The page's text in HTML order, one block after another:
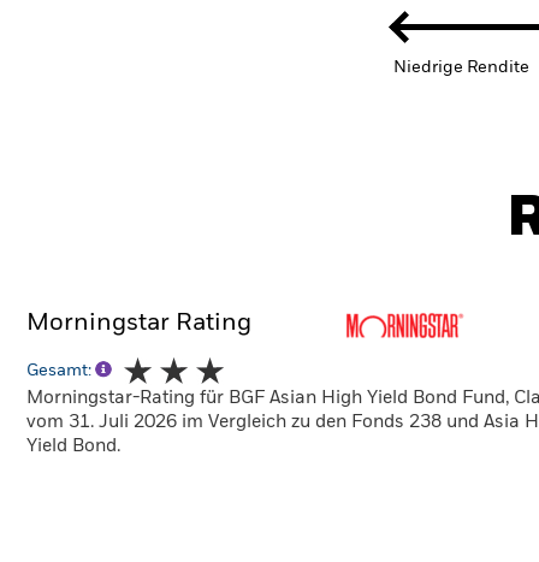
Niedrige Rendite
Morningstar Rating
Gesamt:
Morningstar-Rating für BGF Asian High Yield Bond Fund,
vom 31. Juli 2026 im Vergleich zu den Fonds 238 und Asia
Yield Bond.